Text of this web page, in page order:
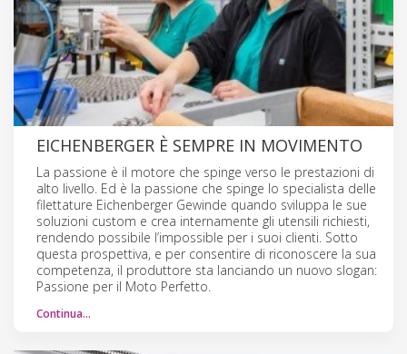
EICHENBERGER È SEMPRE IN MOVIMENTO
La passione è il motore che spinge verso le prestazioni di
alto livello. Ed è la passione che spinge lo specialista delle
filettature Eichenberger Gewinde quando sviluppa le sue
soluzioni custom e crea internamente gli utensili richiesti,
rendendo possibile l’impossible per i suoi clienti. Sotto
questa prospettiva, e per consentire di riconoscere la sua
competenza, il produttore sta lanciando un nuovo slogan:
Passione per il Moto Perfetto.
Continua…